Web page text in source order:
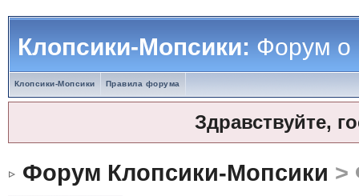
Клопсики-Мопсики:Форум о
Клопсики-Мопсики Правила форума
Здравствуйте,
Форум Клопсики-Мопсики >